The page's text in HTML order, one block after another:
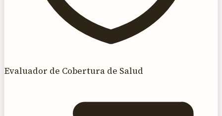
Evaluador de Cobertura de Salud